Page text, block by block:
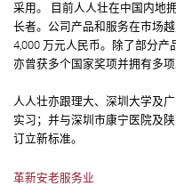
采用。 目前人人壮在中国内地
长者。公司产品和服务在巿场
4,000 万元人民币。除了部分
亦曾获多个国家奖项并拥有多项
人人壮亦跟理大、深圳大学及
实习；并与深圳市康宁医院及
订立新标准。
革新安老服务业